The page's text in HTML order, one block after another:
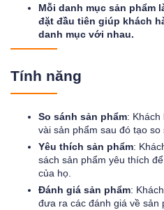
Mỗi danh mục sản phẩm
đặt đầu tiên giúp khách
danh mục với nhau.
Tính năng
So sánh sản phẩm: Khách
vài sản phẩm sau đó tạo
Yêu thích sản phẩm:
sách sản phẩm yêu thích
của họ.
Đánh giá sản phẩm:
đưa ra các đánh giá về sản